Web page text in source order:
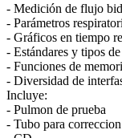
- Medición de flujo
- Parámetros
- Gráficos en tiempo
- Estándares y tipos de
- Funciones de
- Diversidad de
Incluye:
- Pulmon de prueba
- Tubo para